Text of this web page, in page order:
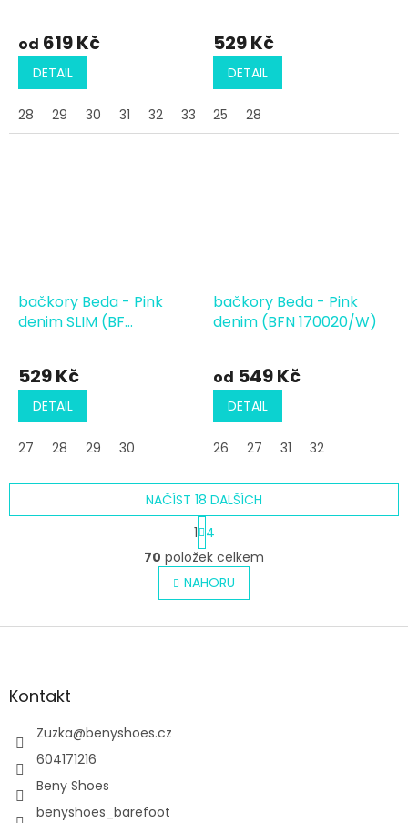
od 619 Kč
DETAIL
28 29 30 31 32 33 34 35
529 Kč
DETAIL
25 28
bačkory Beda - Pink
denim SLIM (BF
529 Kč
DETAIL
27 28 29 30
bačkory Beda - Pink
denim (BFN 170020/W)
od 549 Kč
DETAIL
26 27 31 32
O
v
l
á
NAČÍST 18 DALŠÍCH
S
t
r
á
n
k
v
1 4
70 položek celkem
NAHORU
Z
aKontakt
Zuzka@benyshoes.cz
604171216
Beny Shoes
benyshoes_barefoot